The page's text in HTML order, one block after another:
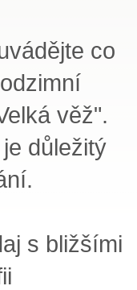
co
věž".
důležitý
s bližšími